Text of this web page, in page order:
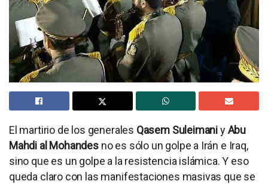
El martirio de los generales Qasem SuleimaniyAbu
Mahdi al Mohandesno es sólo un golpe a Irán e Iraq,
sino que es un golpe a la resistencia islámica. Y eso
queda claro con las manifestaciones masivas que se